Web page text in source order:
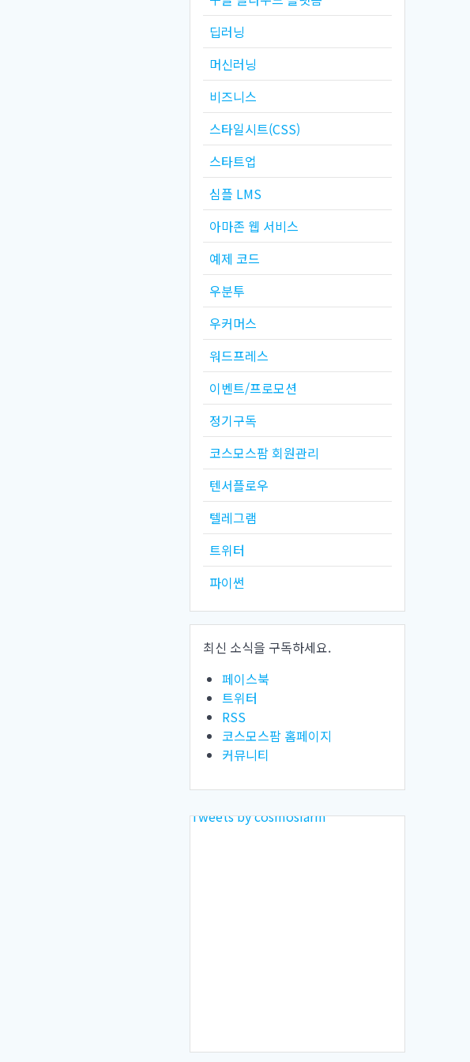
딥러닝
머신러닝
비즈니스
스타일시트(CSS)
스타트업
심플 LMS
아마존 웹 서비스
예제 코드
우분투
우커머스
워드프레스
이벤트/프로모션
정기구독
코스모스팜 회원관리
텐서플로우
텔레그램
트위터
파이썬
최신 소식을 구독하세요.
페이스북
트위터
RSS
코스모스팜 홈페이지
커뮤니티
Tweets by cosmosfarm